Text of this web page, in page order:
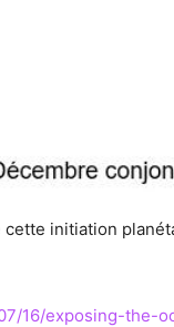
initiation
16/exposing-the-